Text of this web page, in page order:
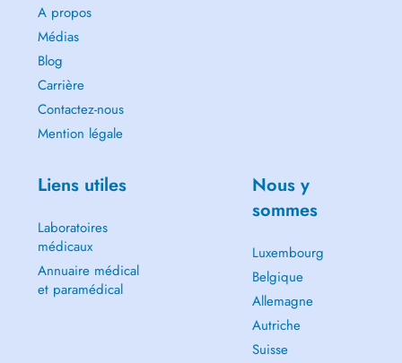
A propos
Médias
Blog
Carrière
Contactez-nous
Mention légale
Liens utiles
Laboratoires
médicaux
Annuaire médical
et paramédical
Nous y
sommes
Luxembourg
Belgique
Allemagne
Autriche
Suisse